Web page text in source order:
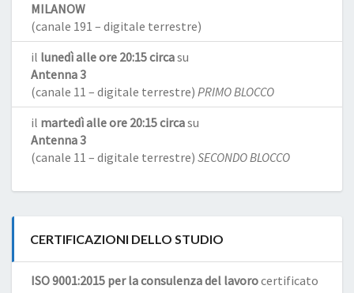
MILANOW
(canale 191 – digitale terrestre)
il lunedì alle ore 20:15 circasu
Antenna 3
(canale 11 – digitale terrestre) PRIMO BLOCCO
il martedì alle ore 20:15 circasu
Antenna 3
(canale 11 – digitale terrestre) SECONDO BLOCCO
CERTIFICAZIONI DELLO STUDIO
ISO 9001:2015 per la consulenza del lavorocertificato